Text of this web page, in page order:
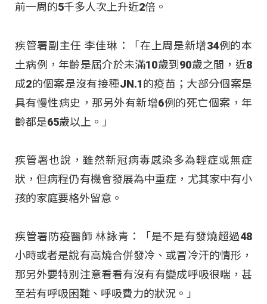
前一周的5千多人次上升近2倍。
疾管署副主任 李佳琳：「在上周是新增34例的本
土病例，年齡是屆介於未滿10歲到90歲之間，近8
成2的個案是沒有接種JN.1的疫苗；大部分個案是
具有慢性病史，那另外有新增6例的死亡個案，年
齡都是65歲以上。」
疾管署也說，雖然新冠病毒感染多為輕症或無症
狀，但病程仍有機會發展為中重症，尤其家中有小
孩的家庭要格外留意。
疾管署防疫醫師 林詠青：「是不是有發燒超過48
小時或者是說有高燒合併發冷、或冒冷汗的情形，
那另外要特別注意看看有沒有有變成呼吸很喘，甚
至若有呼吸困難、呼吸費力的狀況。」